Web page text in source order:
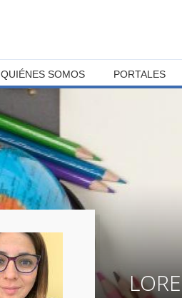
QUIÉNES SOMOS PORTALES